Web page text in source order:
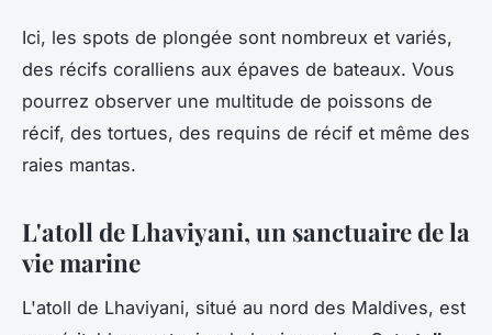
Ici, les spots de plongée sont nombreux et variés,
des récifs coralliens aux épaves de bateaux. Vous
pourrez observer une multitude de poissons de
récif, des tortues, des requins de récif et même des
raies mantas.
L'atoll de Lhaviyani, un sanctuaire de la
vie marine
L'atoll de Lhaviyani, situé au nord des Maldives, est